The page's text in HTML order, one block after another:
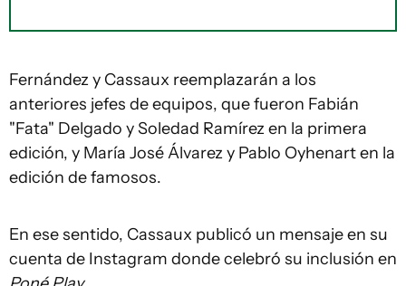
Fernández y Cassaux reemplazarán a los
anteriores jefes de equipos, que fueron Fabián
"Fata" Delgado y Soledad Ramírez en la primera
edición, y María José Álvarez y Pablo Oyhenart en la
edición de famosos.
En ese sentido, Cassaux publicó un mensaje en su
cuenta de Instagram donde celebró su inclusión en